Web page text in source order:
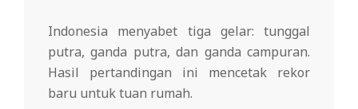
Indonesia menyabet tiga gelar: tunggal
putra, ganda putra, dan ganda campuran.
Hasil pertandingan ini mencetak rekor
baru untuk tuan rumah.